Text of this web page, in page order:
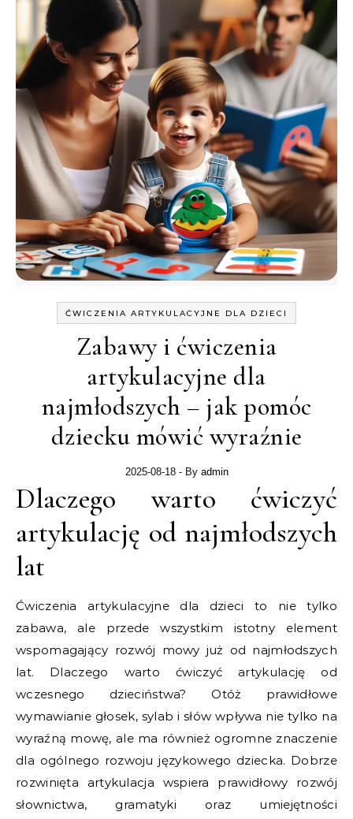
ĆWICZENIA ARTYKULACYJNE DLA DZIECI
Zabawy i ćwiczenia
artykulacyjne dla
najmłodszych – jak pomóc
dziecku mówić wyraźnie
2025-08-18 - By admin
Dlaczego warto ćwiczyć
artykulację od najmłodszych
lat
Ćwiczenia artykulacyjne dla dzieci to nie tylko
zabawa, ale przede wszystkim istotny element
wspomagający rozwój mowy już od najmłodszych
lat. Dlaczego warto ćwiczyć artykulację od
wczesnego dzieciństwa? Otóż prawidłowe
wymawianie głosek, sylab i słów wpływa nie tylko na
wyraźną mowę, ale ma również ogromne znaczenie
dla ogólnego rozwoju językowego dziecka. Dobrze
rozwinięta artykulacja wspiera prawidłowy rozwój
słownictwa, gramatyki oraz umiejętności